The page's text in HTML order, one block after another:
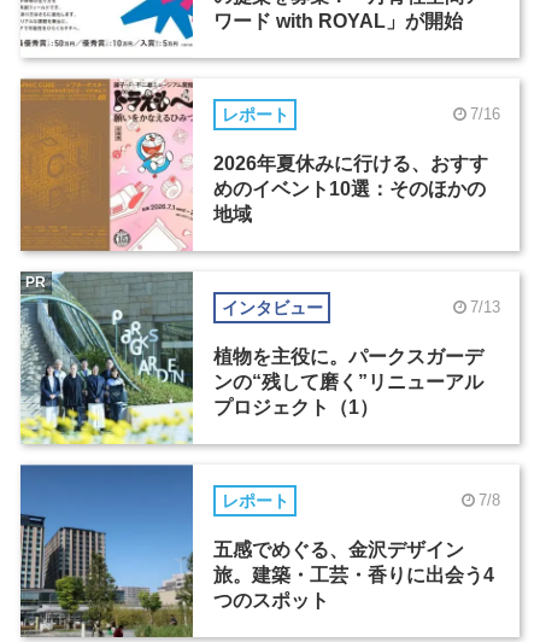
ワード with ROYAL」が開始
レポート 7/16
2026年夏休みに行ける、おすす
めのイベント10選：そのほかの
地域
インタビュー 7/13
植物を主役に。パークスガーデ
ンの“残して磨く”リニューアル
プロジェクト（1）
PR
レポート 7/8
五感でめぐる、金沢デザイン
旅。建築・工芸・香りに出会う4
つのスポット